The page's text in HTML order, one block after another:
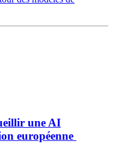
une AI
européenne